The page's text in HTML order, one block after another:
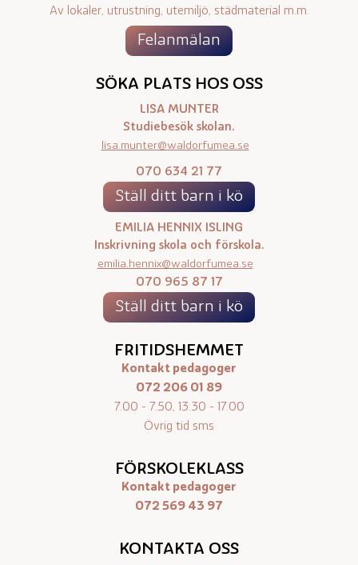
Av lokaler, utrustning, utemiljö, städmaterial m.m.
Felanmälan
SÖKA PLATS HOS OSS
LISA MUNTER
Studiebesök skolan.
lisa.munter@waldorfumea.se
070 634 21 77
Ställ ditt barn i kö
EMILIA HENNIX ISLING
Inskrivning skola och förskola.
emilia.hennix@waldorfumea.se
070 965 87 17
Ställ ditt barn i kö
FRITIDSHEMMET
Kontakt pedagoger
072 206 01 89
7.00 - 7.50, 13.30 - 17.00
Övrig tid sms
FÖRSKOLEKLASS
Kontakt pedagoger
072 569 43 97
KONTAKTA OSS